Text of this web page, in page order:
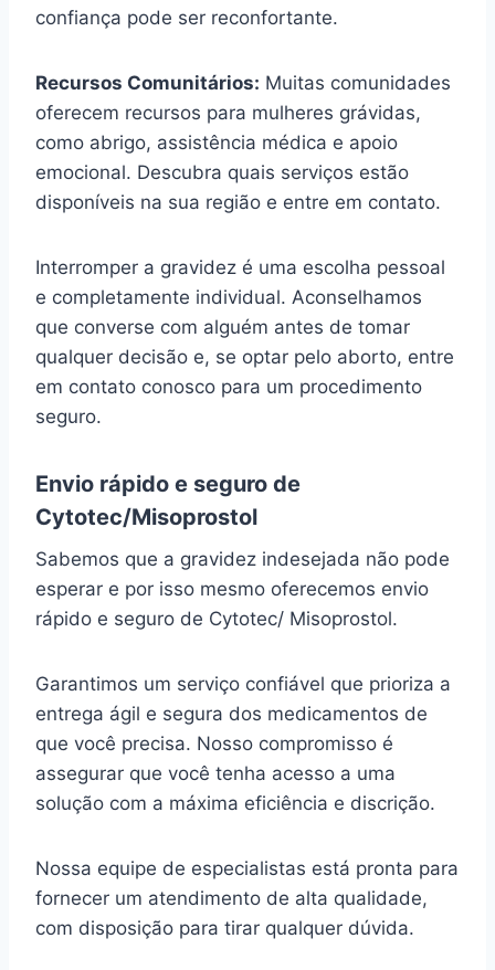
confiança pode ser reconfortante.
Recursos Comunitários: Muitas comunidades
oferecem recursos para mulheres grávidas,
como abrigo, assistência médica e apoio
emocional. Descubra quais serviços estão
disponíveis na sua região e entre em contato.
Interromper a gravidez é uma escolha pessoal
e completamente individual. Aconselhamos
que converse com alguém antes de tomar
qualquer decisão e, se optar pelo aborto, entre
em contato conosco para um procedimento
seguro.
Envio rápido e seguro de
Cytotec/Misoprostol
Sabemos que a gravidez indesejada não pode
esperar e por isso mesmo oferecemos envio
rápido e seguro de Cytotec/ Misoprostol.
Garantimos um serviço confiável que prioriza a
entrega ágil e segura dos medicamentos de
que você precisa. Nosso compromisso é
assegurar que você tenha acesso a uma
solução com a máxima eficiência e discrição.
Nossa equipe de especialistas está pronta para
fornecer um atendimento de alta qualidade,
com disposição para tirar qualquer dúvida.